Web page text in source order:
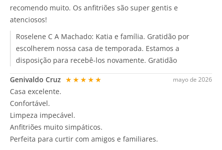
recomendo muito. Os anfitriões são super gentis e
atenciosos!
Roselene C A Machado: Katia e família. Gratidão por
escolherem nossa casa de temporada. Estamos a
disposição para recebê-los novamente. Gratidão
mayo de 2026
Genivaldo Cruz ★★★★★
Casa excelente.
Confortável.
Limpeza impecável.
Anfitriões muito simpáticos.
Perfeita para curtir com amigos e familiares.